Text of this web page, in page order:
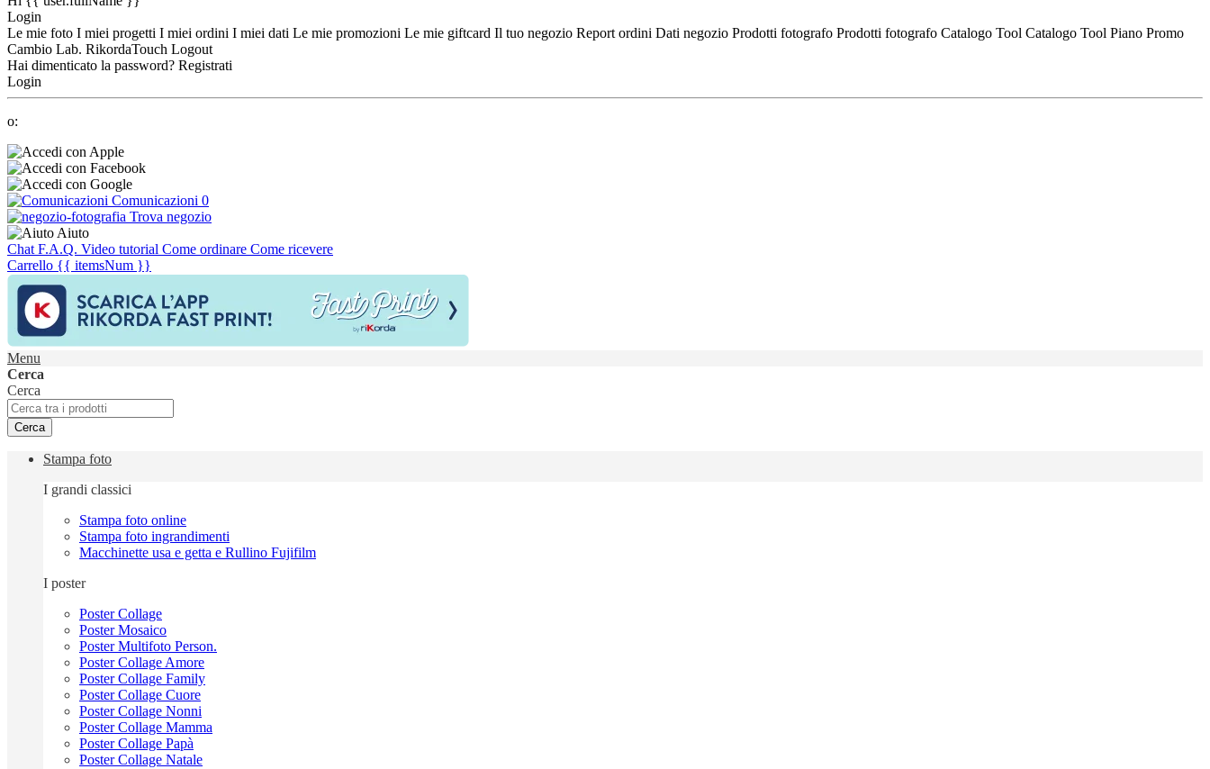
Login
Le mie foto I miei progetti I miei ordini I miei dati Le mie promozioni Le mie giftcard Il tuo negozio Report ordini Dati negozio Prodotti fotografo Prodotti fotografo Catalogo Tool Catalogo Tool Piano Promo
Cambio Lab. RikordaTouch Logout
Hai dimenticato la password? Registrati
Login
o:
Comunicazioni 0
Trova negozio
Aiuto
Chat F.A.Q. Video tutorial Come ordinare Come ricevere
Carrello {{ itemsNum }}
Menu
Cerca
Cerca
Cerca
Stampa foto
I grandi classici
Stampa foto online
Stampa foto ingrandimenti
Macchinette usa e getta e Rullino Fujifilm
I poster
Poster Collage
Poster Mosaico
Poster Multifoto Person.
Poster Collage Amore
Poster Collage Family
Poster Collage Cuore
Poster Collage Nonni
Poster Collage Mamma
Poster Collage Papà
Poster Collage Natale